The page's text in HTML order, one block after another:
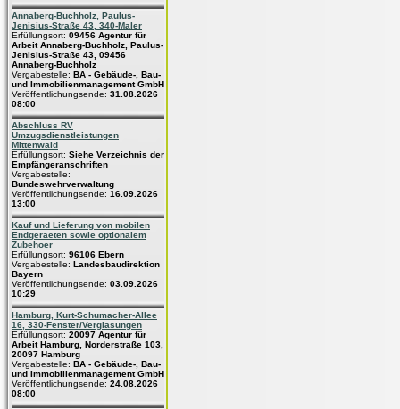
Annaberg-Buchholz, Paulus-
Jenisius-Straße 43, 340-Maler
Erfüllungsort: 09456 Agentur für
Arbeit Annaberg-Buchholz, Paulus-
Jenisius-Straße 43, 09456
Annaberg-Buchholz
Vergabestelle: BA - Gebäude-, Bau-
und Immobilienmanagement GmbH
Veröffentlichungsende: 31.08.2026
08:00
Abschluss RV
Umzugsdienstleistungen
Mittenwald
Erfüllungsort: Siehe Verzeichnis der
Empfängeranschriften
Vergabestelle:
Bundeswehrverwaltung
Veröffentlichungsende: 16.09.2026
13:00
Kauf und Lieferung von mobilen
Endgeraeten sowie optionalem
Zubehoer
Erfüllungsort: 96106 Ebern
Vergabestelle: Landesbaudirektion
Bayern
Veröffentlichungsende: 03.09.2026
10:29
Hamburg, Kurt-Schumacher-Allee
16, 330-Fenster/Verglasungen
Erfüllungsort: 20097 Agentur für
Arbeit Hamburg, Norderstraße 103,
20097 Hamburg
Vergabestelle: BA - Gebäude-, Bau-
und Immobilienmanagement GmbH
Veröffentlichungsende: 24.08.2026
08:00